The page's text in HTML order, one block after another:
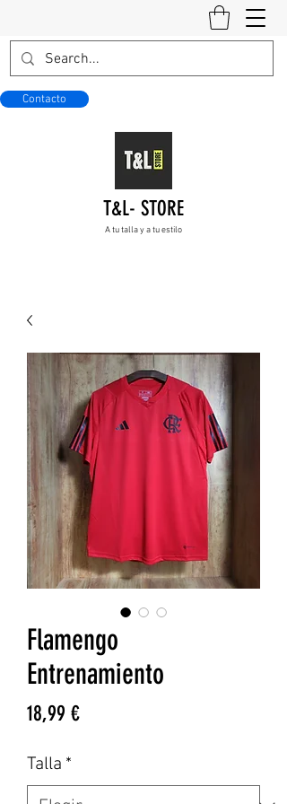
Contacto
T&L- STORE
A tu talla y a tu estilo
Flamengo
Entrenamiento
18,99 €Precio
Talla *